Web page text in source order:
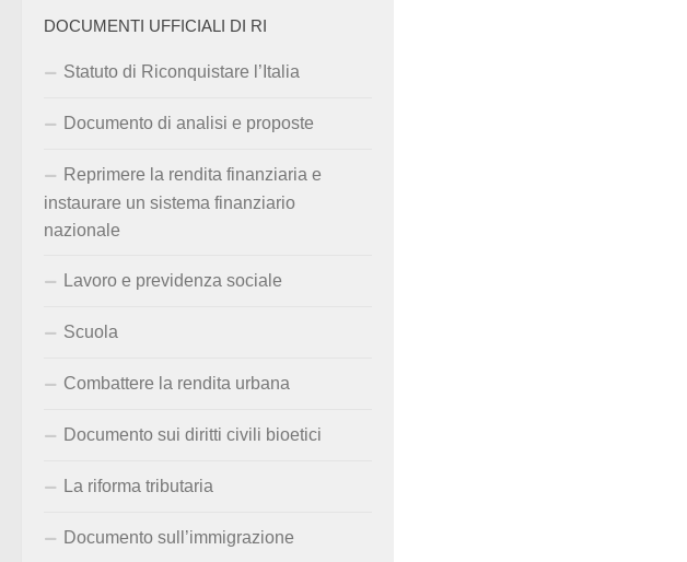
DOCUMENTI UFFICIALI DI RI
Statuto di Riconquistare l’Italia
Documento di analisi e proposte
Reprimere la rendita finanziaria e
instaurare un sistema finanziario
nazionale
Lavoro e previdenza sociale
Scuola
Combattere la rendita urbana
Documento sui diritti civili bioetici
La riforma tributaria
Documento sull’immigrazione